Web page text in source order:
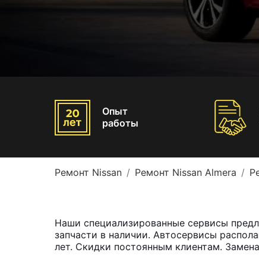
Опыт
работы
Ремонт Nissan Ремонт Nissan Almera
Наши специализированные сервисы
запчасти в наличии. Автосервисы
лет. Скидки постоянным клиентам.